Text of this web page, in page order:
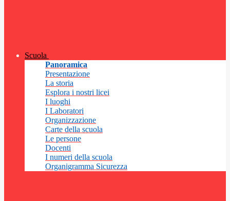
Scuola
Panoramica
Presentazione
La storia
Esplora i nostri licei
I luoghi
I Laboratori
Organizzazione
Carte della scuola
Le persone
Docenti
I numeri della scuola
Organigramma Sicurezza